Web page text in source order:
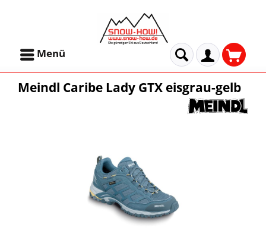
Menü
Meindl Caribe Lady GTX eisgrau-gelb